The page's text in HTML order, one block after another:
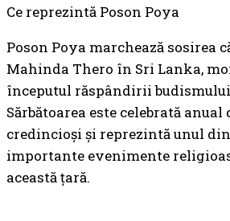
Ce reprezintă Poson Poya
Poson Poya marchează sosirea
Mahinda Thero în Sri Lanka,
începutul răspândirii
Sărbătoarea este celebrată
credincioși și reprezintă unul
importante evenimente
această țară.